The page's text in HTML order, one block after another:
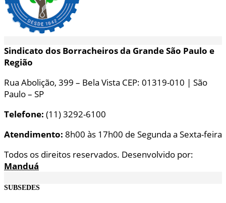
Sindicato dos Borracheiros da Grande São Paulo e
Região
Rua Abolição, 399 – Bela Vista CEP: 01319-010 | São
Paulo – SP
Telefone: (11) 3292-6100
Atendimento: 8h00 às 17h00 de Segunda a Sexta-feira
Todos os direitos reservados. Desenvolvido por:
Manduá
SUBSEDES